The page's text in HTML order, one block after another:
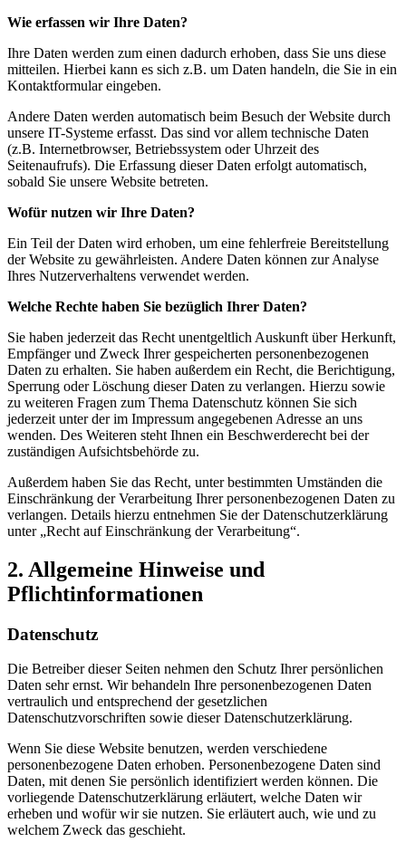
Wie erfassen wir Ihre Daten?
Ihre Daten werden zum einen dadurch erhoben, dass Sie uns diese
mitteilen. Hierbei kann es sich z.B. um Daten handeln, die Sie in ein
Kontaktformular eingeben.
Andere Daten werden automatisch beim Besuch der Website durch
unsere IT-Systeme erfasst. Das sind vor allem technische Daten
(z.B. Internetbrowser, Betriebssystem oder Uhrzeit des
Seitenaufrufs). Die Erfassung dieser Daten erfolgt automatisch,
sobald Sie unsere Website betreten.
Wofür nutzen wir Ihre Daten?
Ein Teil der Daten wird erhoben, um eine fehlerfreie Bereitstellung
der Website zu gewährleisten. Andere Daten können zur Analyse
Ihres Nutzerverhaltens verwendet werden.
Welche Rechte haben Sie bezüglich Ihrer Daten?
Sie haben jederzeit das Recht unentgeltlich Auskunft über Herkunft,
Empfänger und Zweck Ihrer gespeicherten personenbezogenen
Daten zu erhalten. Sie haben außerdem ein Recht, die Berichtigung,
Sperrung oder Löschung dieser Daten zu verlangen. Hierzu sowie
zu weiteren Fragen zum Thema Datenschutz können Sie sich
jederzeit unter der im Impressum angegebenen Adresse an uns
wenden. Des Weiteren steht Ihnen ein Beschwerderecht bei der
zuständigen Aufsichtsbehörde zu.
Außerdem haben Sie das Recht, unter bestimmten Umständen die
Einschränkung der Verarbeitung Ihrer personenbezogenen Daten zu
verlangen. Details hierzu entnehmen Sie der Datenschutzerklärung
unter „Recht auf Einschränkung der Verarbeitung“.
2. Allgemeine Hinweise und
Pflichtinformationen
Datenschutz
Die Betreiber dieser Seiten nehmen den Schutz Ihrer persönlichen
Daten sehr ernst. Wir behandeln Ihre personenbezogenen Daten
vertraulich und entsprechend der gesetzlichen
Datenschutzvorschriften sowie dieser Datenschutzerklärung.
Wenn Sie diese Website benutzen, werden verschiedene
personenbezogene Daten erhoben. Personenbezogene Daten sind
Daten, mit denen Sie persönlich identifiziert werden können. Die
vorliegende Datenschutzerklärung erläutert, welche Daten wir
erheben und wofür wir sie nutzen. Sie erläutert auch, wie und zu
welchem Zweck das geschieht.